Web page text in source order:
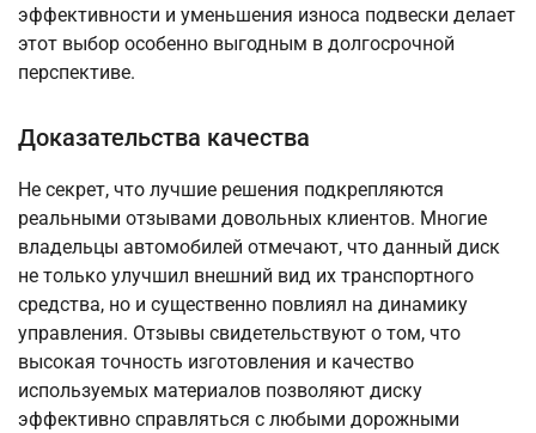
эффективности и уменьшения износа подвески делает
этот выбор особенно выгодным в долгосрочной
перспективе.
Доказательства качества
Не секрет, что лучшие решения подкрепляются
реальными отзывами довольных клиентов. Многие
владельцы автомобилей отмечают, что данный диск
не только улучшил внешний вид их транспортного
средства, но и существенно повлиял на динамику
управления. Отзывы свидетельствуют о том, что
высокая точность изготовления и качество
используемых материалов позволяют диску
эффективно справляться с любыми дорожными